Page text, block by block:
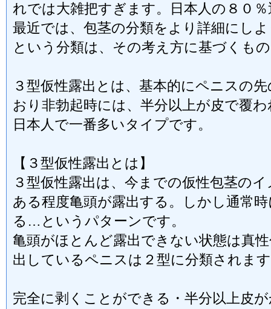
れでは大雑把すぎます。日本人の８０
最近では、包茎の分類をより詳細にし
という分類は、その考え方に基づくも
３型仮性露出とは、基本的にペニスの
おり非勃起時には、半分以上が皮で覆
日本人で一番多いタイプです。
【３型仮性露出とは】
３型仮性露出は、今までの仮性包茎の
ある程度亀頭が露出する。しかし通常
る…というパターンです。
亀頭がほとんど露出できない状態は真
出しているペニスは２型に分類されま
完全に剥くことができる・半分以上皮